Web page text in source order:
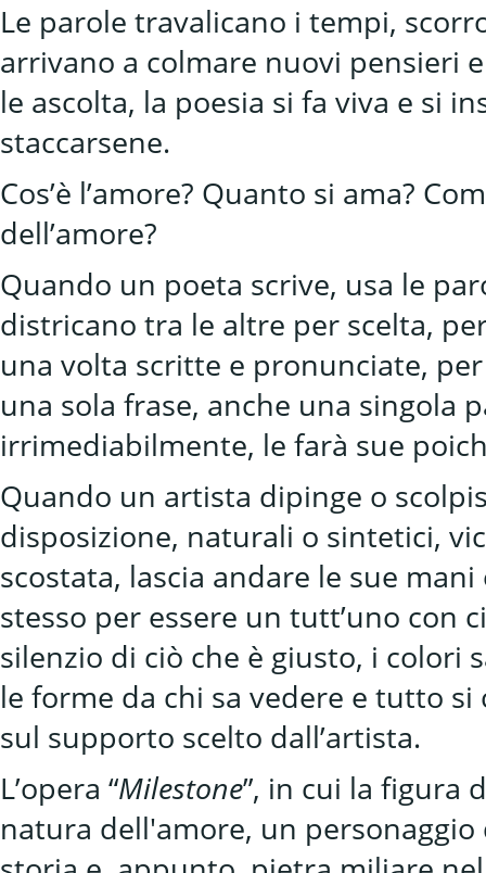
Le parole travalicano i tempi,
arrivano a colmare nuovi pensieri
le ascolta, la poesia si fa viva e si
staccarsene.
Cos’è l’amore? Quanto si ama?
dell’amore?
Quando un poeta scrive, usa le
districano tra le altre per scelta,
una volta scritte e pronunciate,
una sola frase, anche una singola
irrimediabilmente, le farà sue
Quando un artista dipinge o
disposizione, naturali o sintetici,
scostata, lascia andare le sue
stesso per essere un tutt’uno con
silenzio di ciò che è giusto, i colori
le forme da chi sa vedere e tutto
sul supporto scelto dall’artista.
L’opera “Milestone”, in cui la figura
natura dell'amore, un